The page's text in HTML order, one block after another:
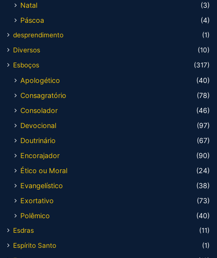
Natal
(3)
Páscoa
(4)
desprendimento
(1)
Diversos
(10)
Esboços
(317)
Apologético
(40)
Consagratório
(78)
Consolador
(46)
Devocional
(97)
Doutrinário
(67)
Encorajador
(90)
Ético ou Moral
(24)
Evangelístico
(38)
Exortativo
(73)
Polêmico
(40)
Esdras
(11)
Espírito Santo
(1)